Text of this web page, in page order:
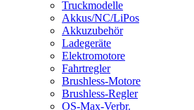
Truckmodelle
Akkus/NC/LiPos
Akkuzubehör
Ladegeräte
Elektromotore
Fahrtregler
Brushless-Motore
Brushless-Regler
OS-Max-Verbr.